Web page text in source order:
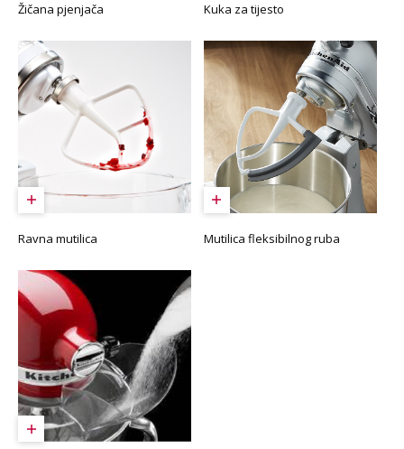
Žičana pjenjača Kuka za tijesto
Ravna mutilica Mutilica fleksibilnog ruba